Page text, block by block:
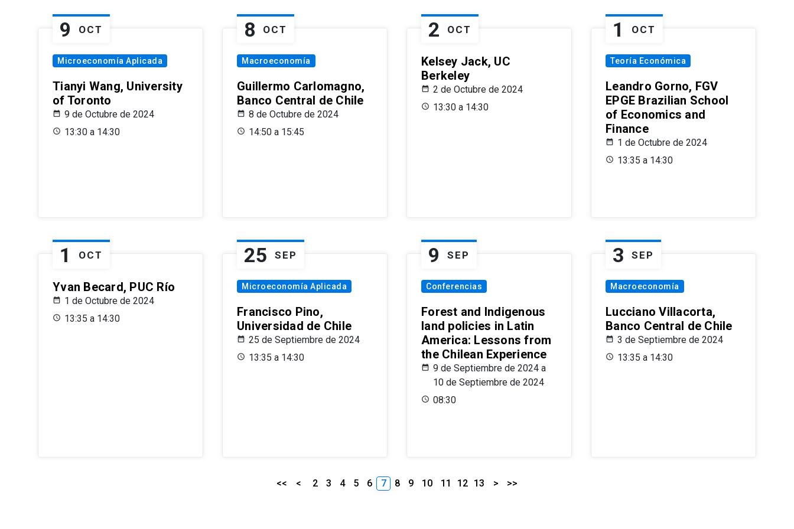
9 OCT
Microeconomía Aplicada
Tianyi Wang, University
of Toronto
9 de Octubre de 2024
13:30 a 14:30
8 OCT
Macroeconomía
Guillermo Carlomagno,
Banco Central de Chile
8 de Octubre de 2024
14:50 a 15:45
2 OCT
Kelsey Jack, UC
Berkeley
2 de Octubre de 2024
13:30 a 14:30
1 OCT
Teoría Económica
Leandro Gorno, FGV
EPGE Brazilian School
of Economics and
Finance
1 de Octubre de 2024
13:35 a 14:30
1 OCT
Yvan Becard, PUC Río
1 de Octubre de 2024
13:35 a 14:30
25 SEP
Microeconomía Aplicada
Francisco Pino,
Universidad de Chile
25 de Septiembre de 2024
13:35 a 14:30
9 SEP
Conferencias
Forest and Indigenous
land policies in Latin
America: Lessons from
the Chilean Experience
9 de Septiembre de 2024 a
10 de Septiembre de 2024
08:30
3 SEP
Macroeconomía
Lucciano Villacorta,
Banco Central de Chile
3 de Septiembre de 2024
13:35 a 14:30
<< < 2 3 4 5 6 7 8 9 10 11 12 13 > >>